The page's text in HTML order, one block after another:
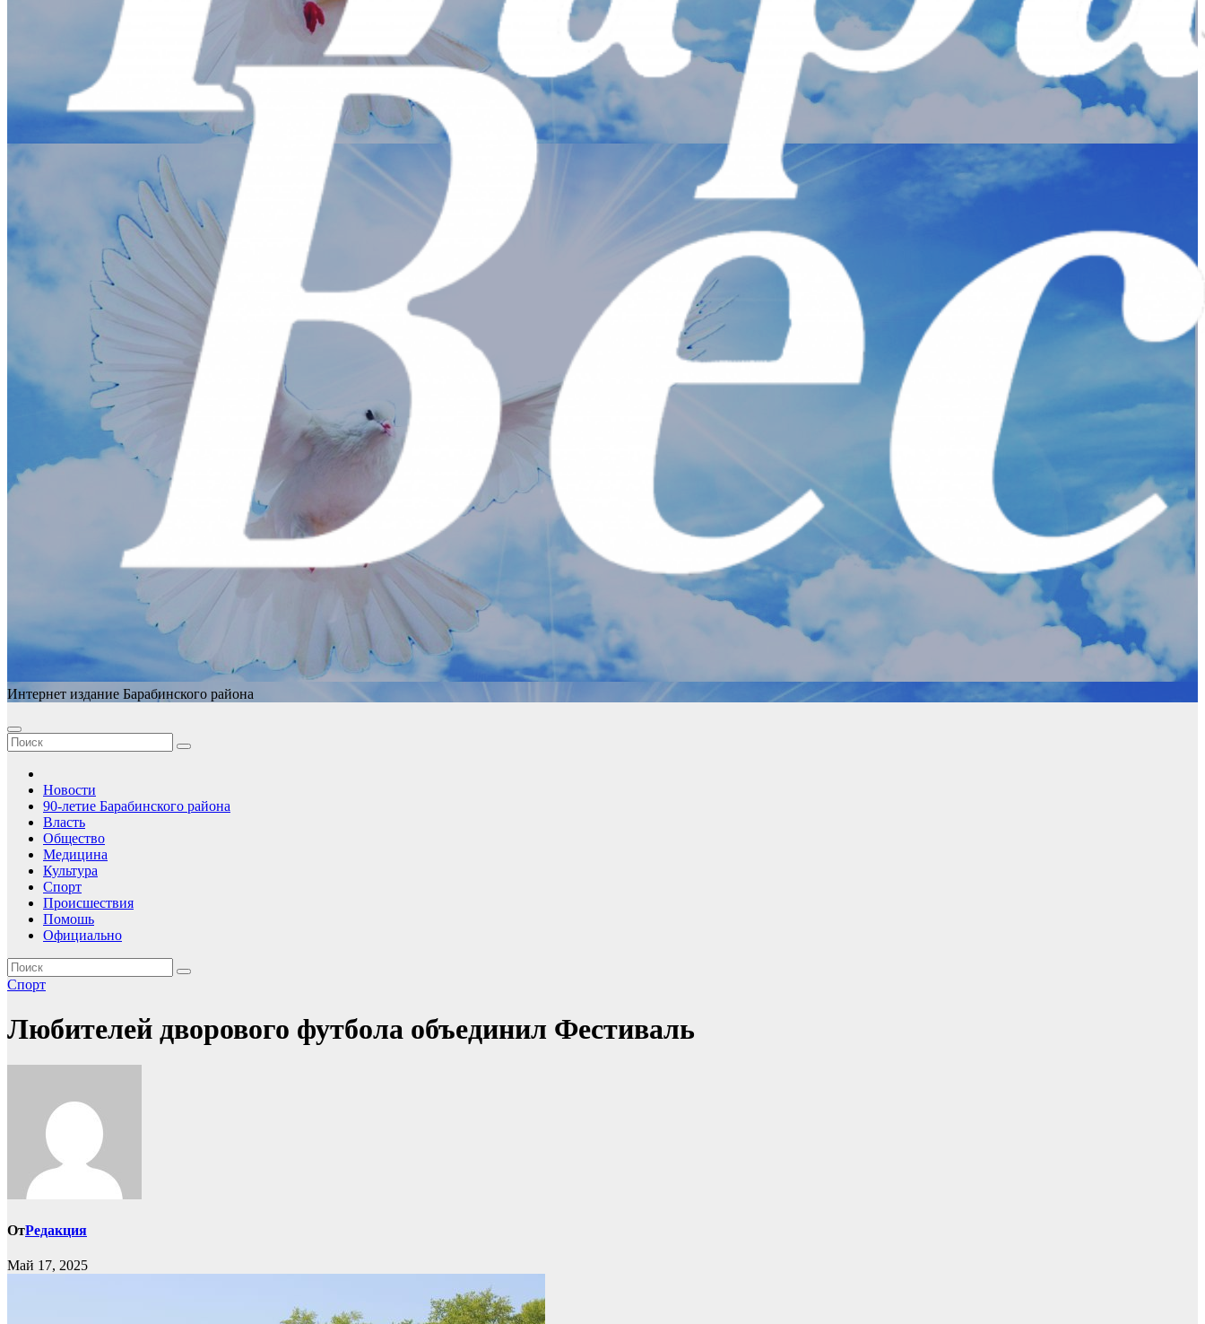
Интернет издание Барабинского района
Новости
90-летие Барабинского района
Власть
Общество
Медицина
Культура
Спорт
Происшествия
Помошь
Официально
Спорт
Любителей дворового футбола объединил Фестиваль
ОтРедакция
Май 17, 2025